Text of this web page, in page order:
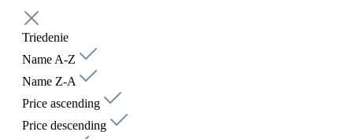
Triedenie
Name A-Z
Name Z-A
Price ascending
Price descending